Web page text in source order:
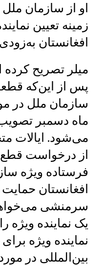
او از سازمان
زمینه تعیین
افغانستان
میلر تصریح
پس از این‌که
سازمان ملل در
ماه دسمبر
می‌شود. ایالات
از درخواست
فرستاده ویژه
افغانستان حمایت
سرمنشی
یک نماینده ویژه
نماینده ویژه
بین‌المللی در